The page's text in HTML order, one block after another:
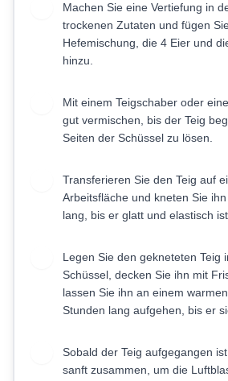
Machen Sie eine Vertiefung in
trockenen Zutaten und fügen
Hefemischung, die 4 Eier und
hinzu.
Mit einem Teigschaber oder
gut vermischen, bis der Teig
Seiten der Schüssel zu lösen.
Transferieren Sie den Teig auf
Arbeitsfläche und kneten Sie
lang, bis er glatt und elastisch
Legen Sie den gekneteten Teig
Schüssel, decken Sie ihn mit
lassen Sie ihn an einem
Stunden lang aufgehen, bis er
Sobald der Teig aufgegangen
sanft zusammen, um die